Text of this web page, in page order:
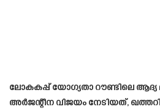
ലോകകപ്പ് യോഗ്യതാ റൗണ്ടിലെ
അർജന്റീന വിജയം നേടിയത്,